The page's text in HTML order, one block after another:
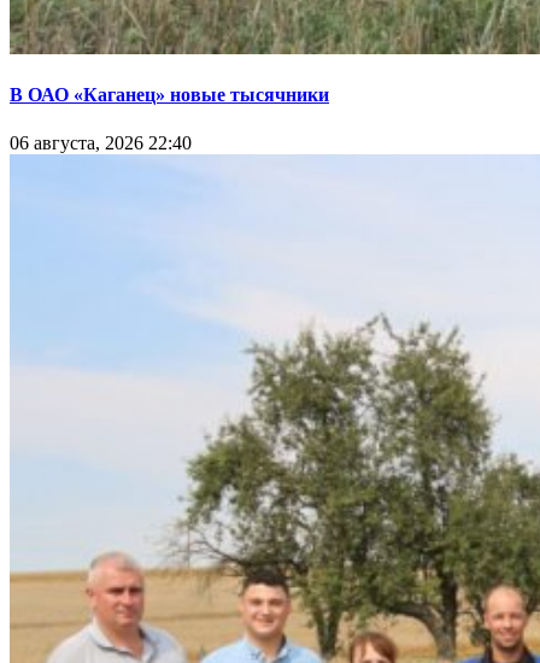
В ОАО «Каганец» новые тысячники
06 августа, 2026 22:40